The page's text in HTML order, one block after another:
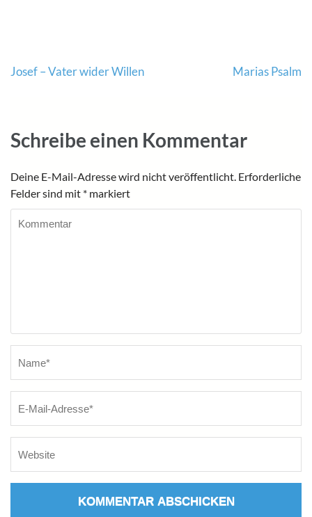
Beitragsnavigation
Josef – Vater wider Willen Marias Psalm
Schreibe einen Kommentar
Deine E-Mail-Adresse wird nicht veröffentlicht. Erforderliche
Felder sind mit * markiert